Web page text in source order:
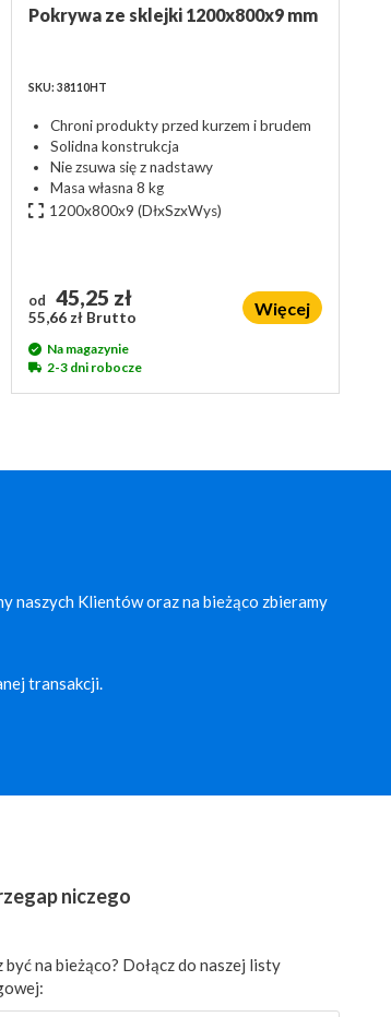
Pokrywa ze sklejki 1200x800x9 mm
SKU: 38110HT
Chroni produkty przed kurzem i brudem
Solidna konstrukcja
Nie zsuwa się z nadstawy
Masa własna 8 kg
1200x800x9 (DłxSzxWys)
od 45,25 zł
55,66 zł Brutto Więcej
Na magazynie
2-3 dni robocze
naszych Klientów oraz na bieżąco zbieramy
transakcji.
niczego
być na bieżąco? Dołącz do naszej listy